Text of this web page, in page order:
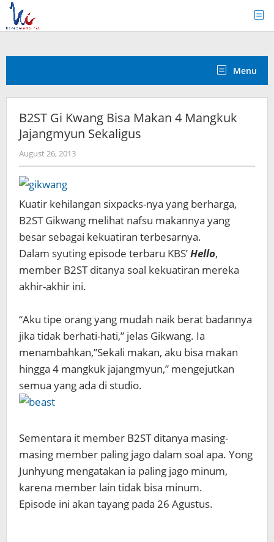
Skip
content
Menu
B2ST Gi Kwang Bisa Makan 4 Mangkuk
Jajangmyun Sekaligus
August 26, 2013by
Koreanindo
Kuatir kehilangan sixpacks-nya yang berharga,
B2ST Gikwang melihat nafsu makannya yang
besar sebagai kekuatiran terbesarnya.
Dalam syuting episode terbaru KBS’Hello,
member B2ST ditanya soal kekuatiran mereka
akhir-akhir ini.
“Aku tipe orang yang mudah naik berat badannya
jika tidak berhati-hati,” jelas Gikwang. Ia
menambahkan,”Sekali makan, aku bisa makan
hingga 4 mangkuk jajangmyun,” mengejutkan
semua yang ada di studio.
Sementara it member B2ST ditanya masing-
masing member paling jago dalam soal apa. Yong
Junhyung mengatakan ia paling jago minum,
karena member lain tidak bisa minum.
Episode ini akan tayang pada 26 Agustus.